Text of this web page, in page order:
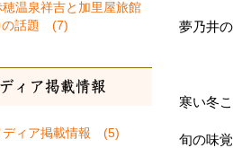
夢乃井
寒い冬
旬の味
穂温泉祥吉と加里屋旅館
の話題 (7)
ィア掲載情報
ディア掲載情報 (5)